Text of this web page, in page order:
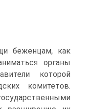
беженцам, как
органы
которой
комитетов.